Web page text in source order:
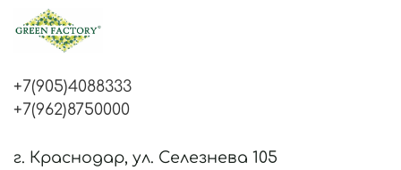
+7(905)4088333
+7(962)8750000
г. Краснодар, ул. Селезнева 105